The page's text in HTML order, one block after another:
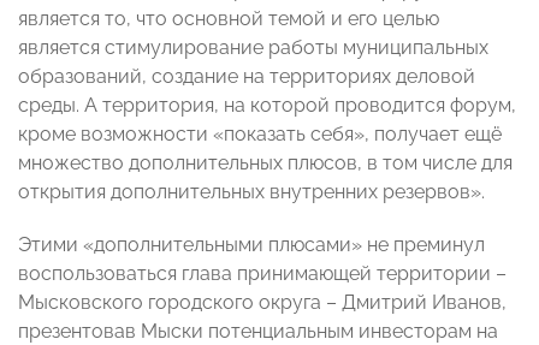
является то, что основной темой и его целью
является стимулирование работы муниципальных
образований, создание на территориях деловой
среды. А территория, на которой проводится форум,
кроме возможности «показать себя», получает ещё
множество дополнительных плюсов, в том числе для
открытия дополнительных внутренних резервов».
Этими «дополнительными плюсами» не преминул
воспользоваться глава принимающей территории –
Мысковского городского округа – Дмитрий Иванов,
презентовав Мыски потенциальным инвесторам на